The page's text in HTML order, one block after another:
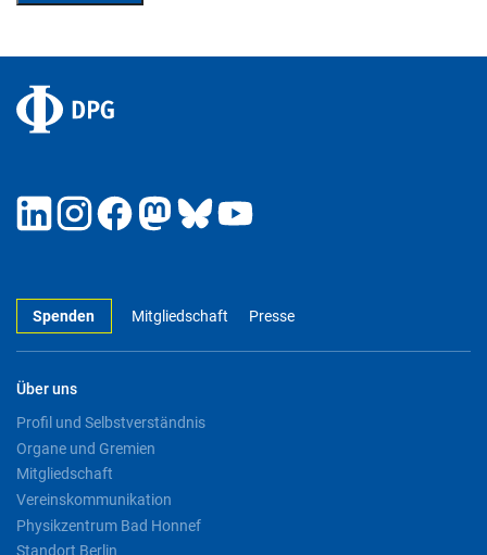
Spenden Mitgliedschaft Presse
Über uns
Profil und Selbstverständnis
Organe und Gremien
Mitgliedschaft
Vereinskommunikation
Physikzentrum Bad Honnef
Standort Berlin